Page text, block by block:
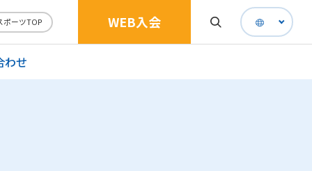
ポーツTOP WEB入会
わせ